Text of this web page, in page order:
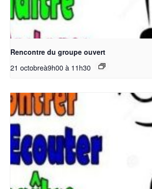
Rencontre du groupe ouvert
21 octobreà9h00à 11h30